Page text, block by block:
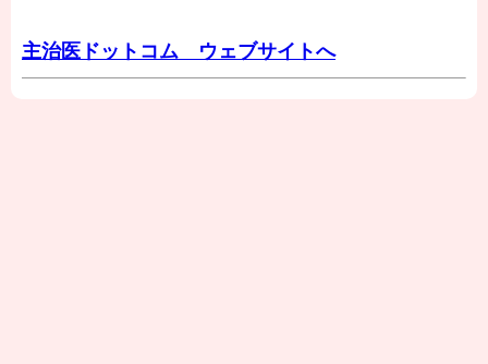
主治医ドットコム ウェブサイトへ